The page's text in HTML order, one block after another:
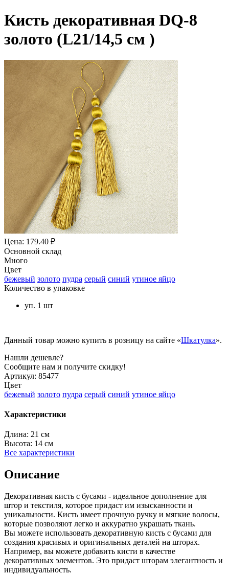
Кисть декоративная DQ-8
золото (L21/14,5 см )
Цена: 179.40 ₽
Основной склад
Много
Цвет
бежевый золото пудра серый синий утиное яйцо
Количество в упаковке
уп. 1 шт
Данный товар можно купить в розницу на сайте «Шкатулка».
Нашли дешевле?
Сообщите нам и получите скидку!
Артикул: 85477
Цвет
бежевый золото пудра серый синий утиное яйцо
Характеристики
Длина: 21 см
Высота: 14 см
Все характеристики
Описание
Декоративная кисть с бусами - идеальное дополнение для
штор и текстиля, которое придаст им изысканности и
уникальности. Кисть имеет прочную ручку и мягкие волосы,
которые позволяют легко и аккуратно украшать ткань.
Вы можете использовать декоративную кисть с бусами для
создания красивых и оригинальных деталей на шторах.
Например, вы можете добавить кисти в качестве
декоративных элементов. Это придаст шторам элегантность и
индивидуальность.